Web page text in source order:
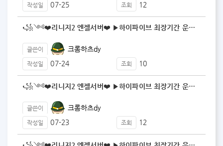
작성일 07-25 조회 12
꧁༺❤️리니지2 엔젤서버❤️ ▶️하이파이브 최장기간 운…
글쓴이 크롬하츠dy
작성일 07-24 조회 10
꧁༺❤️리니지2 엔젤서버❤️ ▶️하이파이브 최장기간 운…
글쓴이 크롬하츠dy
작성일 07-23 조회 12